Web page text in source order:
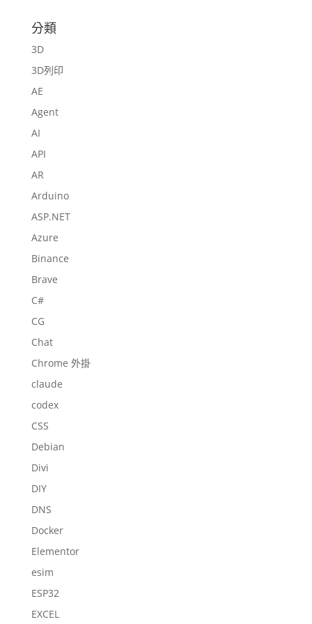
分類
3D
3D列印
AE
Agent
AI
API
AR
Arduino
ASP.NET
Azure
Binance
Brave
C#
CG
Chat
Chrome 外掛
claude
codex
CSS
Debian
Divi
DIY
DNS
Docker
Elementor
esim
ESP32
EXCEL